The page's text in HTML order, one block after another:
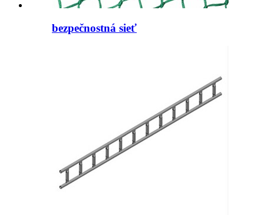
bezpečnostná sieť